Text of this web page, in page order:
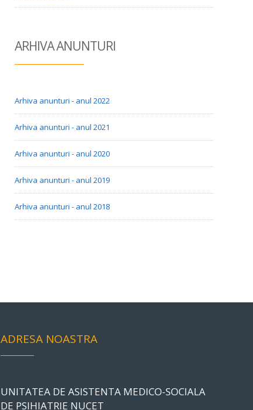
ARHIVA ANUNTURI
Arhiva anunturi - anul 2022
Arhiva anunturi - anul 2021
Arhiva anunturi - anul 2020
Arhiva anunturi - anul 2019
Arhiva anunturi - anul 2018
ADRESA NOASTRA
UNITATEA DE ASISTENTA MEDICO-SOCIALA
DE PSIHIATRIE NUCET